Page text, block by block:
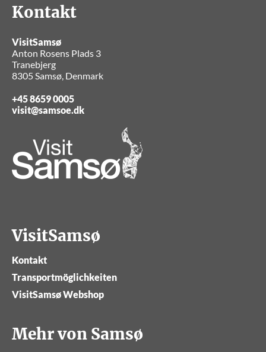
Kontakt
VisitSamsø
Anton Rosens Plads 3
Tranebjerg
8305 Samsø, Denmark
+45 8659 0005
visit@samsoe.dk
VisitSamsø
Kontakt
Transportmöglichkeiten
VisitSamsø Webshop
Mehr von Samsø